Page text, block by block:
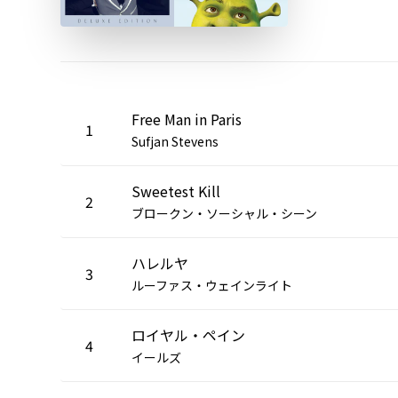
1 Free Man in Paris
Sufjan Stevens
2 Sweetest Kill
ブロークン・ソーシャル・シーン
3 ハレルヤ
ルーファス・ウェインライト
4 ロイヤル・ペイン
イールズ